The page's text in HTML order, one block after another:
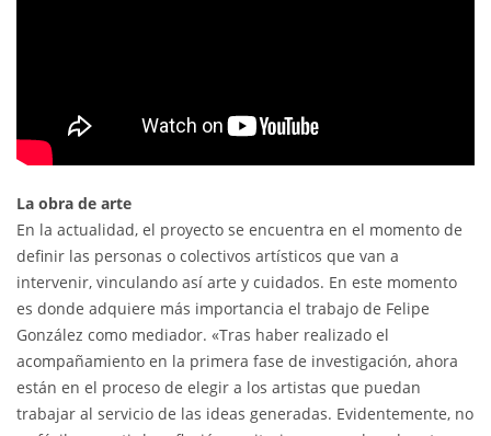
La obra de arte
En la actualidad, el proyecto se encuentra en el momento de
definir las personas o colectivos artísticos que van a
intervenir, vinculando así arte y cuidados. En este momento
es donde adquiere más importancia el trabajo de Felipe
González como mediador. «Tras haber realizado el
acompañamiento en la primera fase de investigación, ahora
están en el proceso de elegir a los artistas que puedan
trabajar al servicio de las ideas generadas. Evidentemente, no